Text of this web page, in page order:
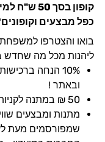
קופון בסך 50 ש"ח למימוש באתר מההזמנה הבאה!
כפל מבצעים
ליהנות מכל מה
10% הנחה
ובאתר !
50 ₪ במתנה לקניות ברשת, למימוש בחודש יום ההולדת !
מתנות ומבצעים
שמפורסמים מעת